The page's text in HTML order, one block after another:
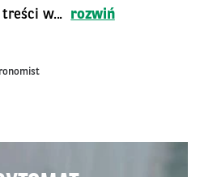
w...
rozwiń